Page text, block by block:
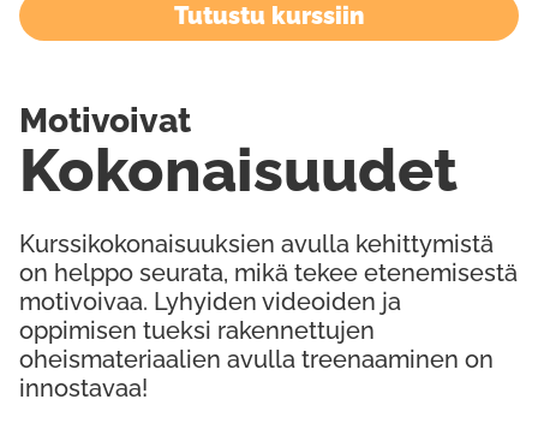
Tutustu kurssiin
Kurssikokonaisuuksien avulla kehittymistä
on helppo seurata, mikä tekee etenemisestä
motivoivaa. Lyhyiden videoiden ja
oppimisen tueksi rakennettujen
oheismateriaalien avulla treenaaminen on
innostavaa!
Kokonaisuudet
Motivoivat